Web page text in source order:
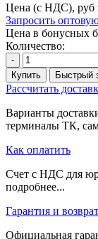
Цена (с НДС), руб
Запросить
Цена в бонусных
Количество:
-
Купить
Быстрый
Рассчитать
Варианты
терминалы ТК,
Как оплатить
Счет с НДС для
подробнее...
Гарантия и возврат
Официальная